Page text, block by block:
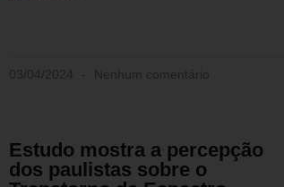
Estudo mostra a percepção
dos paulistas sobre o